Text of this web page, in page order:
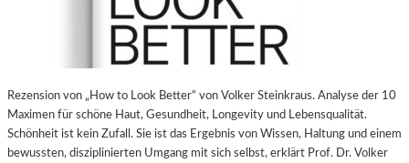
Rezension von „How to Look Better“ von Volker Steinkraus. Analyse der 10
Maximen für schöne Haut, Gesundheit, Longevity und Lebensqualität.
Schönheit ist kein Zufall. Sie ist das Ergebnis von Wissen, Haltung und einem
bewussten, disziplinierten Umgang mit sich selbst, erklärt Prof. Dr. Volker